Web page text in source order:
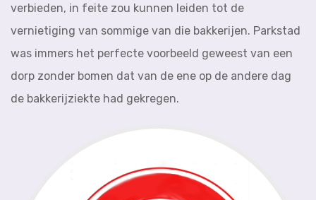
verbieden, in feite zou kunnen leiden tot de
vernietiging van sommige van die bakkerijen. Parkstad
was immers het perfecte voorbeeld geweest van een
dorp zonder bomen dat van de ene op de andere dag
de bakkerijziekte had gekregen.